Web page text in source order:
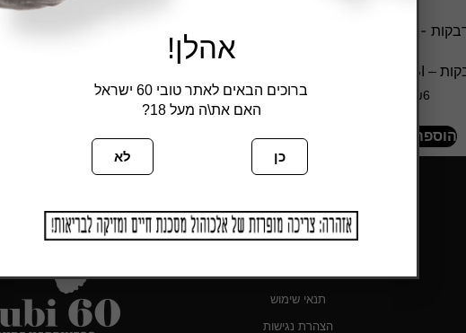
₪6
הוספה לסל
₪6
הוספה לסל
טובי 60 – תעודת כשרות
תנאי שימוש
הצהרת נגישות
אהלן!
ברוכים הבאים לאתר טובי 60 ישראל
האם את\ה מעל 18?
כן לא